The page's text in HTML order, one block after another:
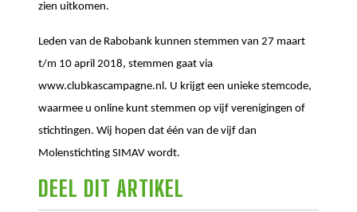
zien uitkomen.
Leden van de Rabobank kunnen stemmen van 27 maart
t/m 10 april 2018, stemmen gaat via
www.clubkascampagne.nl. U krijgt een unieke stemcode,
waarmee u online kunt stemmen op vijf verenigingen of
stichtingen. Wij hopen dat één van de vijf dan
Molenstichting SIMAV wordt.
DEEL DIT ARTIKEL